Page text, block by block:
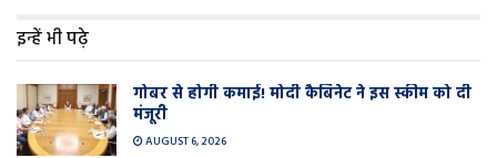
इन्हें भी पढ़े
गोबर से होगी कमाई! मोदी कैबिनेट ने इस स्कीम को दी
मंजूरी
AUGUST 6, 2026